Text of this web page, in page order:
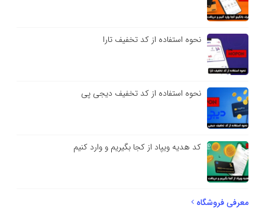
نحوه استفاده از کد تخفیف تارا
نحوه استفاده از کد تخفیف دیجی پی
کد هدیه ویپاد از کجا بگیریم و وارد کنیم
معرفی فروشگاه